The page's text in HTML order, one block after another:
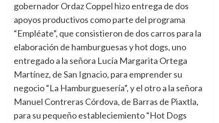
gobernador Ordaz Coppel hizo entrega de dos
apoyos productivos como parte del programa
“Empléate”, que consistieron de dos carros para la
elaboración de hamburguesas y hot dogs, uno
entregado a la señora Lucía Margarita Ortega
Martínez, de San Ignacio, para emprender su
negocio “La Hamburguesería”, y el otro a la señora
Manuel Contreras Córdova, de Barras de Piaxtla,
para su pequeño estableciemiento “Hot Dogs